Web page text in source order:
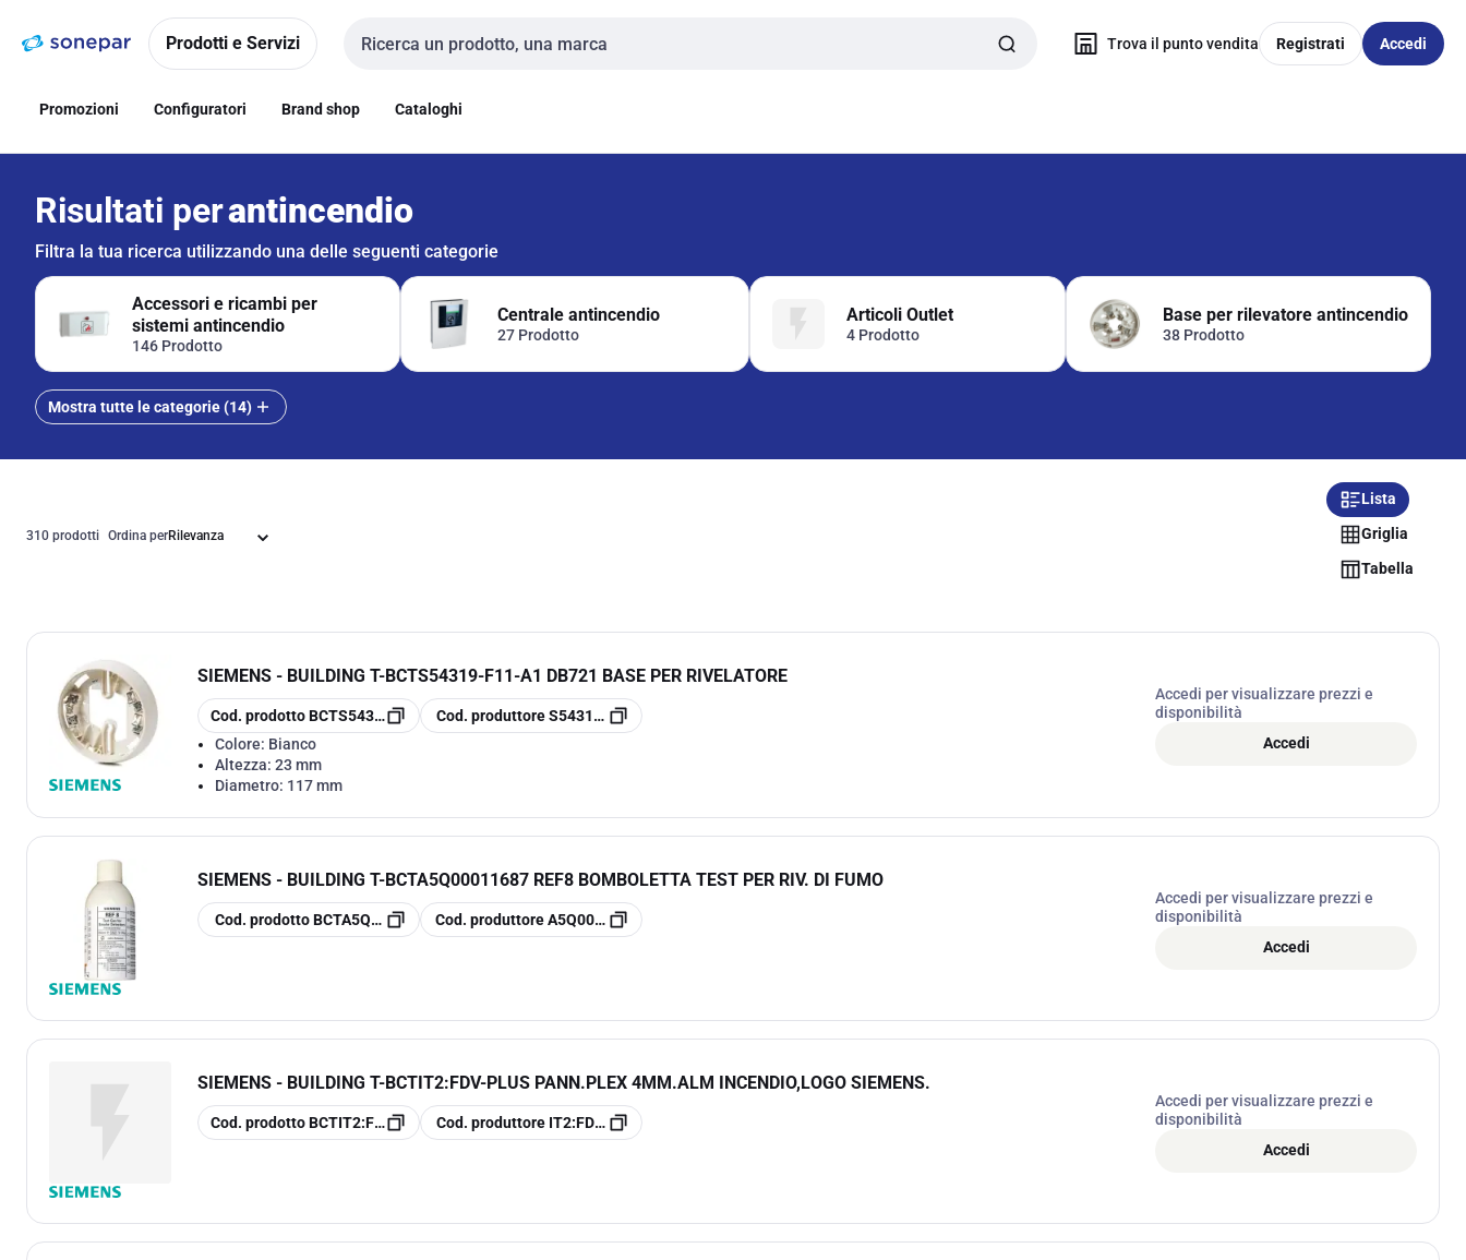
navigazionealla
Prodotti e Servizi
Cerca input
Trova il punto vendita Registrati Accedi
Promozioni Configuratori Brand shop Cataloghi
Risultati perantincendio
Filtra la tua ricerca utilizzando una delle seguenti categorie
Accessori e ricambi per
sistemi antincendio
146 Prodotto
Centrale antincendio
27 Prodotto
Articoli Outlet
4 Prodotto
Base per rilevatore antincendio
38 Prodotto
Mostra tutte le categorie (14)
310 prodotti Ordina per
Lista
Griglia
Tabella
SIEMENS - BUILDING T-BCTS54319-F11-A1 DB721 BASE PER RIVELATORE
copia
Cod. prodottoBCTS54319-F11-A1
copia
Cod. produttoreS54319-F11-A1
Colore: Bianco
Altezza: 23 mm
Diametro: 117 mm
Accedi per visualizzare prezzi e
disponibilità
Accedi
SIEMENS - BUILDING T-BCTA5Q00011687 REF8 BOMBOLETTA TEST PER RIV. DI FUMO
copiaCod. prodotto BCTA5Q00011687copia
Cod. produttoreA5Q00011687
Accedi per visualizzare prezzi e
disponibilità
Accedi
SIEMENS - BUILDING T-BCTIT2:FDV-PLUS PANN.PLEX 4MM.ALM INCENDIO,LOGO SIEMENS.
copia
Cod. prodottoBCTIT2:FDV-PLUScopia
Cod. produttore IT2:FDV-PLUS
Accedi per visualizzare prezzi e
disponibilità
Accedi